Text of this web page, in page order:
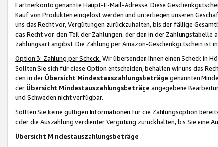
Partnerkonto genannte Haupt-E-Mail-Adresse. Diese
Kauf von Produkten eingelöst werden und unterliegen unseren
uns das Recht vor, Vergütungen zurückzuhalten, bis der fällige
das Recht vor, den Teil der Zahlungen, der den in der
Zahlungsart angibst. Die Zahlung per Amazon-Geschenkgutschein ist
Option 3: Zahlung per Scheck. Wir übersenden Ihnen einen Scheck in
Sollten Sie sich für diese Option entscheiden, behalten wir uns das
den in der Übersicht Mindestauszahlungsbeträge genannten
der Übersicht Mindestauszahlungsbeträge angegebene
und Schweden nicht verfügbar.
Sollten Sie keine gültigen Informationen für die Zahlungsoption
oder die Auszahlung verdienter Vergütung zurückhalten, bis Sie
Übersicht Mindestauszahlungsbeträge